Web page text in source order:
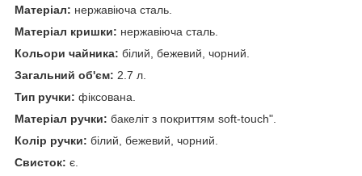
Матеріал: нержавіюча сталь.
Матеріал кришки: нержавіюча сталь.
Кольори чайника: білий, бежевий, чорний.
Загальний об'єм: 2.7 л.
Тип ручки: фіксована.
Матеріал ручки: бакеліт з покриттям soft-touch".
Колір ручки: білий, бежевий, чорний.
Свисток: є.